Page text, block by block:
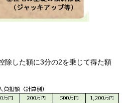
除した額に3分の2を乗じて得た額